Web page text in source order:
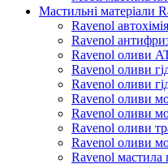
Мастильні матеріали
Ravenol автохімія
Ravenol
Ravenol оливи
Ravenol оливи
Ravenol оливи
Ravenol оливи
Ravenol оливи
Ravenol оливи
Ravenol оливи
Ravenol мастила